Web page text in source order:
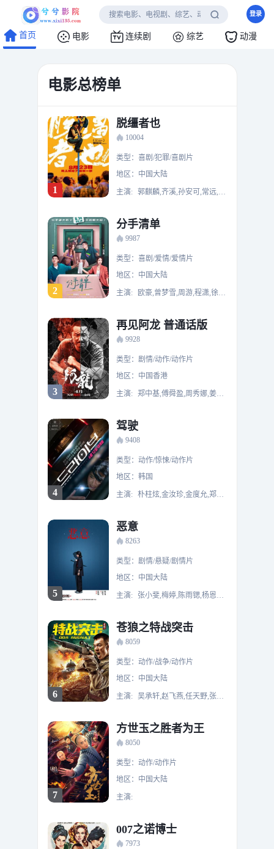
登录
首页 电影 连续剧 综艺 动漫
电影总榜单
1
脱缰者也
10004
类型：喜剧/犯罪/喜剧片
地区：中国大陆
主演: 郭麒麟,齐溪,孙安可,常远,张本煜,甘昀宸,刘亚津,柳杨,林雪,颜北,辛浩江,胡朗荃
2
分手清单
9987
类型：喜剧/爱情/爱情片
地区：中国大陆
主演: 欧豪,曾梦雪,周游,程潇,徐梦洁,肖凯中
3
再见阿龙 普通话版
9928
类型：剧情/动作/动作片
地区：中国香港
主演: 郑中基,傅舜盈,周秀娜,姜皓文
4
驾驶
9408
类型：动作/惊悚/动作片
地区：韩国
主演: 朴柱炫,金汝珍,金度允,郑雄仁
5
恶意
8263
类型：剧情/悬疑/剧情片
地区：中国大陆
主演: 张小斐,梅婷,陈雨锶,杨恩又,黄轩,李庚希,张子贤,李晓川,陈创,艾丽娅,李九霄,谢可寅,雷淞然,吕严,土豆,詹鑫,刘显达,裴魁山,李海银,章涛,王勉,张祐维,孙越,何广智,滕哲,罗圣灯,王男,李逗逗,李霖霏,沈涛,任思诺
6
苍狼之特战突击
8059
类型：动作/战争/动作片
地区：中国大陆
主演: 吴承轩,赵飞燕,任天野,张晞临,杜玉明
7
方世玉之胜者为王
8050
类型：动作/动作片
地区：中国大陆
主演:
007之诺博士
7973